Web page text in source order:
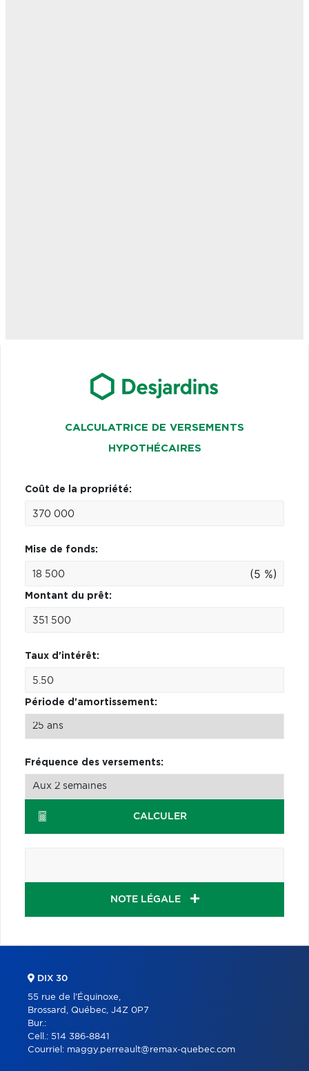
CALCULATRICE DE VERSEMENTS
HYPOTHÉCAIRES
Coût de la propriété:
Mise de fonds:
(5 %)
Montant du prêt:
Taux d'intérêt:
Période d'amortissement:
Fréquence des versements:
CALCULER
NOTE LÉGALE
DIX 30
55 rue de l'Équinoxe,
Brossard, Québec, J4Z 0P7
Bur.:
Cell.: 514 386-8841
Courriel: maggy.perreault@remax-quebec.com